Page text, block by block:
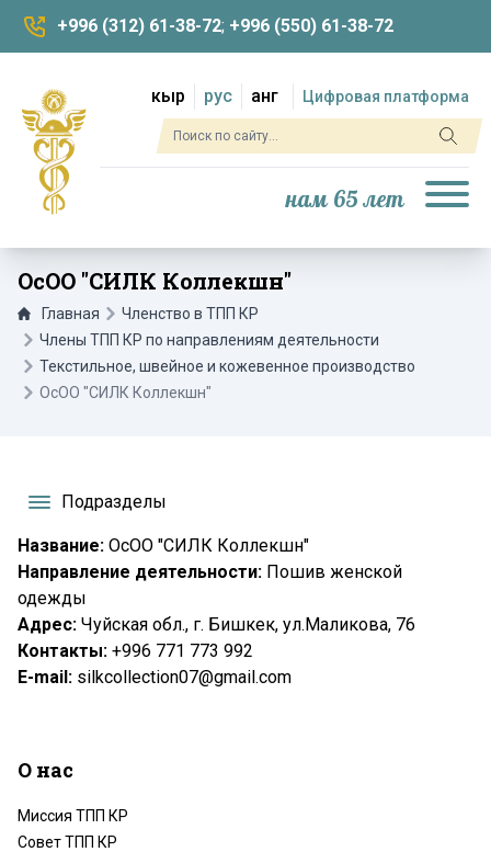
+996 (312) 61-38-72; +996 (550) 61-38-72
кыр рус анг Цифровая платформа
нам 65 лет
ОсОО "СИЛК Коллекшн"
Главная
Членство в ТПП КР
Члены ТПП КР по направлениям деятельности
Текстильное, швейное и кожевенное производство
ОсОО "СИЛК Коллекшн"
Подразделы
Название: ОсОО "СИЛК Коллекшн"
Направление деятельности: Пошив женской
одежды
Адрес: Чуйская обл., г. Бишкек, ул.Маликова, 76
Контакты: +996 771 773 992
Е-mail: silkcollection07@gmail.com
О нас
Миссия ТПП КР
Совет ТПП КР